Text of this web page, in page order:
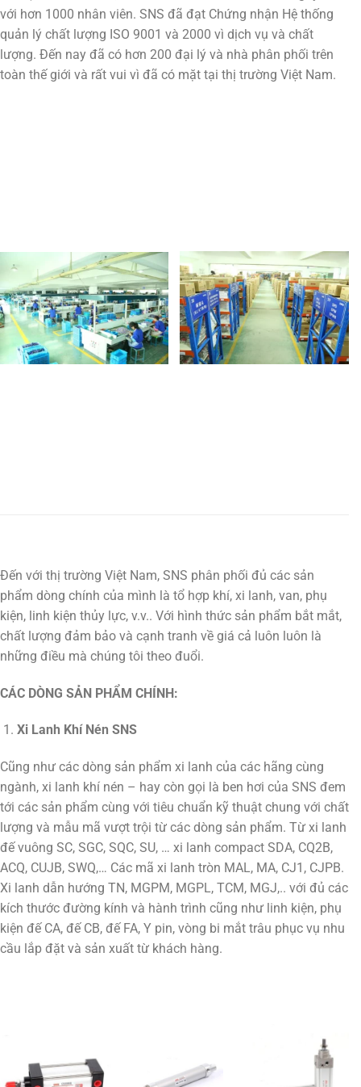
với hơn 1000 nhân viên. SNS đã đạt Chứng nhận Hệ thống
quản lý chất lượng ISO 9001 và 2000 vì dịch vụ và chất
lượng. Đến nay đã có hơn 200 đại lý và nhà phân phối trên
toàn thế giới và rất vui vì đã có mặt tại thị trường Việt Nam.
Đến với thị trường Việt Nam, SNS phân phối đủ các sản
phẩm dòng chính của mình là tổ hợp khí, xi lanh, van, phụ
kiện, linh kiện thủy lực, v.v.. Với hình thức sản phẩm bắt mắt,
chất lượng đảm bảo và cạnh tranh về giá cả luôn luôn là
những điều mà chúng tôi theo đuổi.
CÁC DÒNG SẢN PHẨM CHÍNH:
Xi Lanh Khí Nén SNS
Cũng như các dòng sản phẩm xi lanh của các hãng cùng
ngành, xi lanh khí nén – hay còn gọi là ben hơi của SNS đem
tới các sản phẩm cùng với tiêu chuẩn kỹ thuật chung với chất
lượng và mẫu mã vượt trội từ các dòng sản phẩm. Từ xi lanh
đế vuông SC, SGC, SQC, SU, … xi lanh compact SDA, CQ2B,
ACQ, CUJB, SWQ,… Các mã xi lanh tròn MAL, MA, CJ1, CJPB.
Xi lanh dẫn hướng TN, MGPM, MGPL, TCM, MGJ,.. với đủ các
kích thước đường kính và hành trình cũng như linh kiện, phụ
kiện đế CA, đế CB, đế FA, Y pin, vòng bi mắt trâu phục vụ nhu
cầu lắp đặt và sản xuất từ khách hàng.